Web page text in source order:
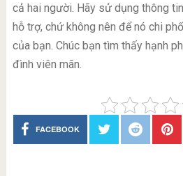
cả hai người. Hãy sử dụng thông
hỗ trợ, chứ không nên để nó chi
của bạn. Chúc bạn tìm thấy hạnh
đình viên mãn.
FACEBOOK